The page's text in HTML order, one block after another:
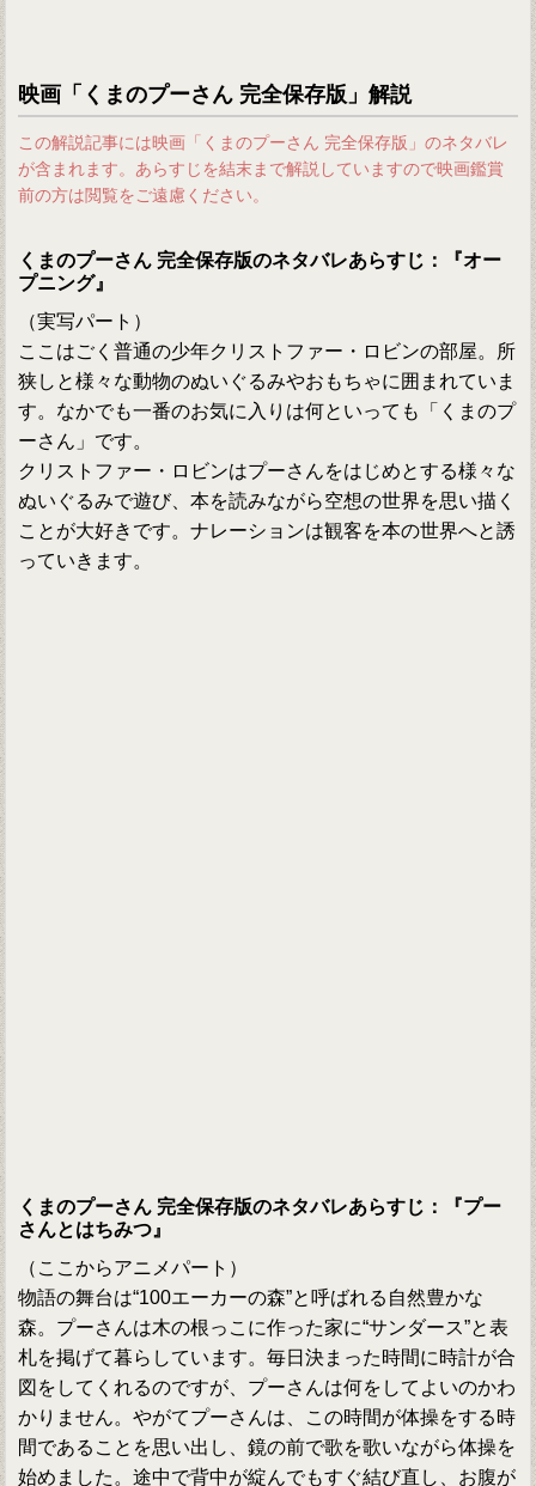
映画「くまのプーさん 完全保存版」解説
この解説記事には映画「くまのプーさん 完全保存版」のネタバレ
が含まれます。あらすじを結末まで解説していますので映画鑑賞
前の方は閲覧をご遠慮ください。
くまのプーさん 完全保存版のネタバレあらすじ：『オー
プニング』
（実写パート）
ここはごく普通の少年クリストファー・ロビンの部屋。所
狭しと様々な動物のぬいぐるみやおもちゃに囲まれていま
す。なかでも一番のお気に入りは何といっても「くまのプ
ーさん」です。
クリストファー・ロビンはプーさんをはじめとする様々な
ぬいぐるみで遊び、本を読みながら空想の世界を思い描く
ことが大好きです。ナレーションは観客を本の世界へと誘
っていきます。
くまのプーさん 完全保存版のネタバレあらすじ：『プー
さんとはちみつ』
（ここからアニメパート）
物語の舞台は“100エーカーの森”と呼ばれる自然豊かな
森。プーさんは木の根っこに作った家に“サンダース”と表
札を掲げて暮らしています。毎日決まった時間に時計が合
図をしてくれるのですが、プーさんは何をしてよいのかわ
かりません。やがてプーさんは、この時間が体操をする時
間であることを思い出し、鏡の前で歌を歌いながら体操を
始めました。途中で背中が綻んでもすぐ結び直し、お腹が